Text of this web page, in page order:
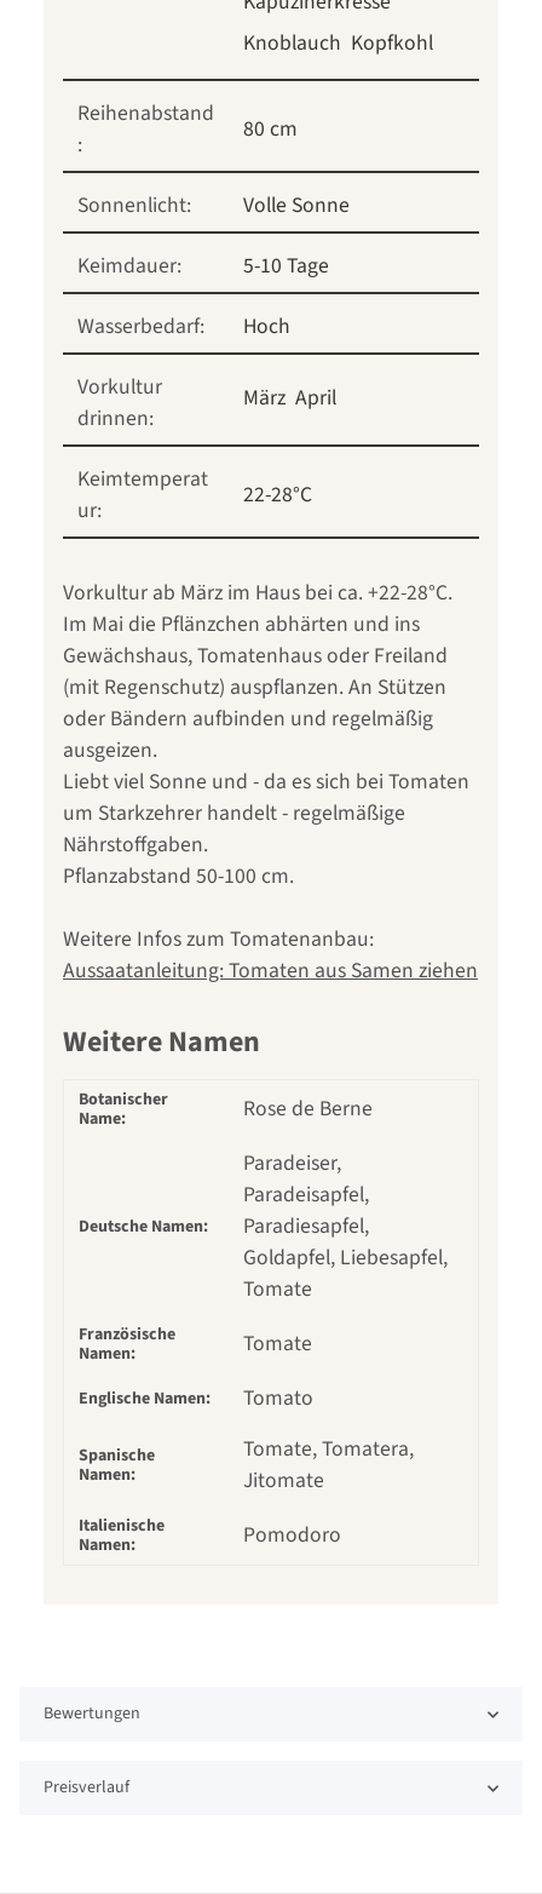
Knoblauch Kopfkohl
Reihenabstand
:
80 cm
Sonnenlicht:
Volle Sonne
Keimdauer:
5-10 Tage
Wasserbedarf:
Hoch
Vorkultur
drinnen:
März April
Keimtemperat
ur:
22-28°C
Vorkultur ab März im Haus bei ca. +22-28°C.
Im Mai die Pflänzchen abhärten und ins
Gewächshaus, Tomatenhaus oder Freiland
(mit Regenschutz) auspflanzen. An Stützen
oder Bändern aufbinden und regelmäßig
ausgeizen.
Liebt viel Sonne und - da es sich bei Tomaten
um Starkzehrer handelt - regelmäßige
Nährstoffgaben.
Pflanzabstand 50-100 cm.
Weitere Infos zum Tomatenanbau:
Aussaatanleitung: Tomaten aus Samen ziehen
Weitere Namen
Botanischer
Name:
Rose de Berne
Deutsche Namen:
Paradeiser,
Paradeisapfel,
Paradiesapfel,
Goldapfel, Liebesapfel,
Tomate
Französische
Namen:
Tomate
Englische Namen: Tomato
Spanische
Namen:
Tomate, Tomatera,
Jitomate
Italienische
Namen:
Pomodoro
Bewertungen
Preisverlauf